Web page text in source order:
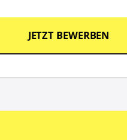
JETZT BEWERBEN